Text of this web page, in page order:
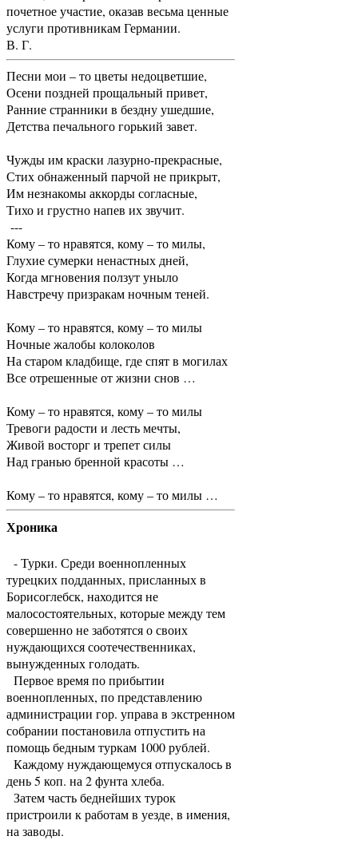
почетное участие, оказав весьма ценные
услуги противникам Германии.
В. Г.
Песни мои – то цветы недоцветшие,
Осени поздней прощальный привет,
Ранние странники в бездну ушедшие,
Детства печального горький завет.
Чужды им краски лазурно-прекрасные,
Стих обнаженный парчой не прикрыт,
Им незнакомы аккорды согласные,
Тихо и грустно напев их звучит.
---
Кому – то нравятся, кому – то милы,
Глухие сумерки ненастных дней,
Когда мгновения ползут уныло
Навстречу призракам ночным теней.
Кому – то нравятся, кому – то милы
Ночные жалобы колоколов
На старом кладбище, где спят в могилах
Все отрешенные от жизни снов …
Кому – то нравятся, кому – то милы
Тревоги радости и лесть мечты,
Живой восторг и трепет силы
Над гранью бренной красоты …
Кому – то нравятся, кому – то милы …
Хроника
- Турки. Среди военнопленных
турецких подданных, присланных в
Борисоглебск, находится не
малосостоятельных, которые между тем
совершенно не заботятся о своих
нуждающихся соотечественниках,
вынужденных голодать.
Первое время по прибытии
военнопленных, по представлению
администрации гор. управа в экстренном
собрании постановила отпустить на
помощь бедным туркам 1000 рублей.
Каждому нуждающемуся отпускалось в
день 5 коп. на 2 фунта хлеба.
Затем часть беднейших турок
пристроили к работам в уезде, в имения,
на заводы.